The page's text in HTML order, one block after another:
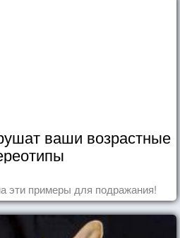
ваши возрастные
эти примеры для подражания!